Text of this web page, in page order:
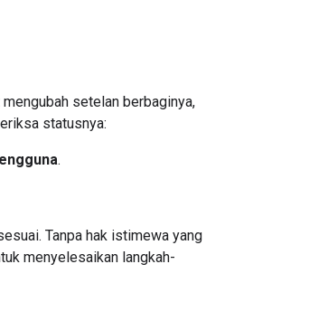
setelan berbaginya,
statusnya:
.
Tanpa hak istimewa yang
menyelesaikan langkah-